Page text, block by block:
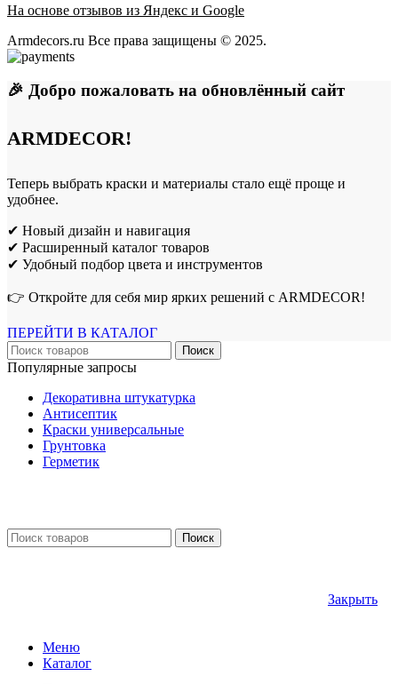
На основе отзывов из Яндекс и Google
Armdecors.ru Все права защищены © 2025. ​
🎉 Добро пожаловать на обновлённый сайт
ARMDECOR!
Теперь выбрать краски и материалы стало ещё проще и
удобнее.
✔ Новый дизайн и навигация
✔ Расширенный каталог товаров
✔ Удобный подбор цвета и инструментов
👉 Откройте для себя мир ярких решений с ARMDECOR!
ПЕРЕЙТИ В КАТАЛОГ
Поиск
Популярные запросы
Декоративна штукатурка
Антисептик
Краски универсальные
Грунтовка
Герметик
Поиск
Закрыть
Меню
Каталог